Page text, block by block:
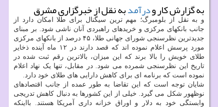
به گزارش کار ودرآمدبه نقل از خبرگزاری مشرق
و به نقل از بلومبرگ؛ مهم ترین سیگنال برای طلا امکان دارد از
جانب بانکهای مرکزی و خریدهای راهبردی آنان ناشی شود. بر مبنای
جدیدترین نظرسنجی شورای جهانی طلا، ۴۵ درصد از بانکهای مرکزی
مورد پرسش اعلام نموده اند که قصد دارند در ۱۲ ماه آینده ذخایر
طلای خویش را بالا برند که این میزان، بالاترین رقم ثبت شده در
تاریخ این نظرسنجی شمرده می شود. در مقابل، تنها یک نهاد اعلام
نموده است که برنامه ای برای کاهش دارایی های طلای خود دارد.
شایان توجه است که این تقاضا به طور عمده از جانب اقتصادهای
نوظهور شکل می گیرد. خیلی از این کشورها به دنبال کاهش تدریجی
وابستگی خود به دلار و اوراق خزانه داری آمریکا هستند. بااینکه